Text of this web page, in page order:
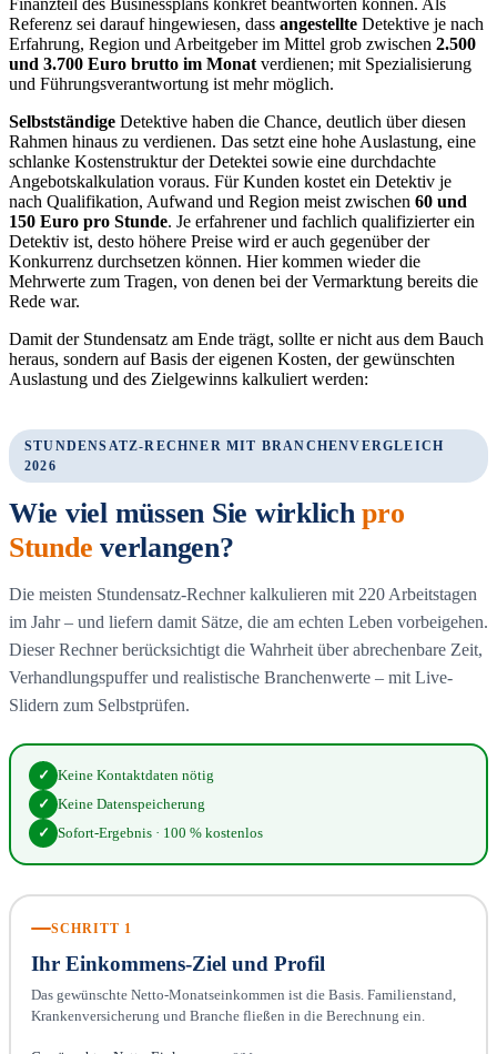
Finanzteil des Businessplans konkret beantworten können. Als
Referenz sei darauf hingewiesen, dass angestellte Detektive je nach
Erfahrung, Region und Arbeitgeber im Mittel grob zwischen 2.500
und 3.700 Euro brutto im Monat verdienen; mit Spezialisierung
und Führungsverantwortung ist mehr möglich.
Selbstständige Detektive haben die Chance, deutlich über diesen
Rahmen hinaus zu verdienen. Das setzt eine hohe Auslastung, eine
schlanke Kostenstruktur der Detektei sowie eine durchdachte
Angebotskalkulation voraus. Für Kunden kostet ein Detektiv je
nach Qualifikation, Aufwand und Region meist zwischen 60 und
150 Euro pro Stunde. Je erfahrener und fachlich qualifizierter ein
Detektiv ist, desto höhere Preise wird er auch gegenüber der
Konkurrenz durchsetzen können. Hier kommen wieder die
Mehrwerte zum Tragen, von denen bei der Vermarktung bereits die
Rede war.
Damit der Stundensatz am Ende trägt, sollte er nicht aus dem Bauch
heraus, sondern auf Basis der eigenen Kosten, der gewünschten
Auslastung und des Zielgewinns kalkuliert werden:
STUNDENSATZ-RECHNER MIT BRANCHENVERGLEICH
2026
Wie viel müssen Sie wirklichpro
Stunde verlangen?
Die meisten Stundensatz-Rechner kalkulieren mit 220 Arbeitstagen
im Jahr – und liefern damit Sätze, die am echten Leben vorbeigehen.
Dieser Rechner berücksichtigt die Wahrheit über abrechenbare Zeit,
Verhandlungspuffer und realistische Branchenwerte – mit Live-
Slidern zum Selbstprüfen.
✓ Keine Kontaktdaten nötig
✓ Keine Datenspeicherung
✓ Sofort-Ergebnis · 100 % kostenlos
SCHRITT 1
Ihr Einkommens-Ziel und Profil
Das gewünschte Netto-Monatseinkommen ist die Basis. Familienstand,
Krankenversicherung und Branche fließen in die Berechnung ein.